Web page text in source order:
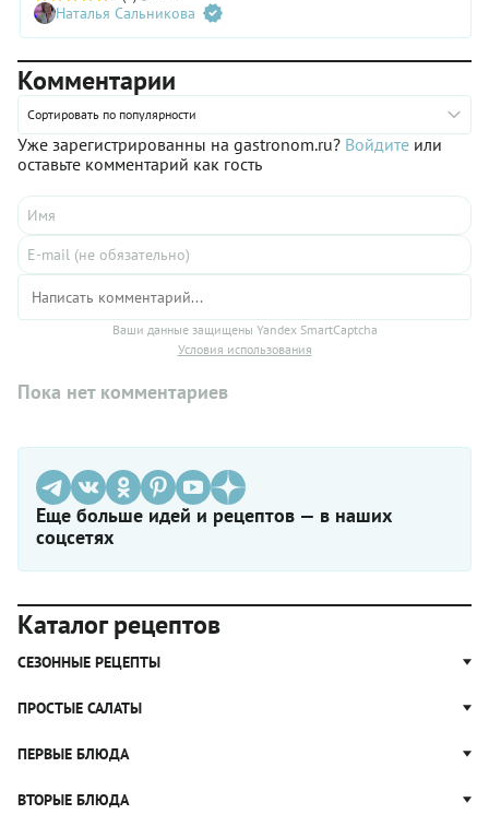
возможность готовить несколько партий одновременно.
Решились на приобретение электросушилки? Обязательно
проверьте в деле наш рецепт дынной пастилы! Это лучший
из вариантов заготовки ароматных сахарных плодов: легкий
и полезный десерт, да еще и прекрасная альтернатива
магазинным сладостям, которую удобно взять в дорогу или
предложить детям в качестве перекуса в школе и дома.
Наталья Сальникова
Комментарии
Сортировать по популярности
Уже зарегистрированны на gastronom.ru? Войдите или
оставьте комментарий как гость
Ваши данные защищены Yandex SmartCaptcha
Условия использования
Пока нет комментариев
Еще больше идей и рецептов — в наших
соцсетях
Каталог рецептов
СЕЗОННЫЕ РЕЦЕПТЫ
Рецепты из капусты
Рецепты с грибами
Яблочные пироги
ПРОСТЫЕ САЛАТЫ
Простые салаты
Салат Цезарь
ПЕРВЫЕ БЛЮДА
Щи
ВТОРЫЕ БЛЮДА